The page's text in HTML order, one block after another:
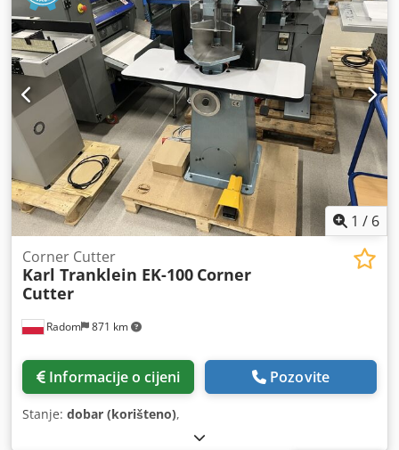
1 / 6
Radom 871 km
Corner Cutter
Karl Tranklein EK-100 Corner
Cutter
Informacije o cijeni Pozovite
Stanje: dobar (korišteno),